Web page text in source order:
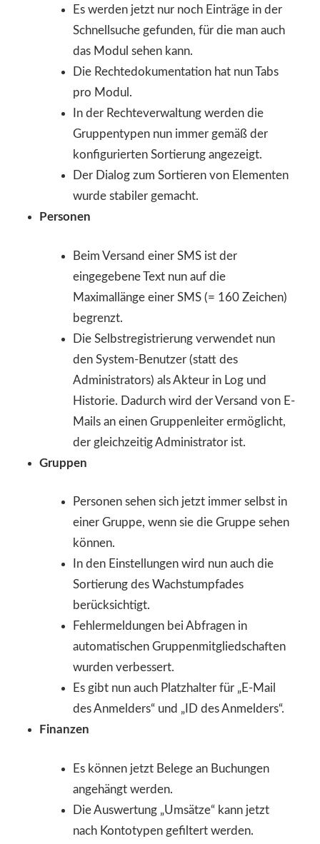
Es werden jetzt nur noch Einträge in der
Schnellsuche gefunden, für die man auch
das Modul sehen kann.
Die Rechtedokumentation hat nun Tabs
pro Modul.
In der Rechteverwaltung werden die
Gruppentypen nun immer gemäß der
konfigurierten Sortierung angezeigt.
Der Dialog zum Sortieren von Elementen
wurde stabiler gemacht.
Personen
Beim Versand einer SMS ist der
eingegebene Text nun auf die
Maximallänge einer SMS (= 160 Zeichen)
begrenzt.
Die Selbstregistrierung verwendet nun
den System-Benutzer (statt des
Administrators) als Akteur in Log und
Historie. Dadurch wird der Versand von E-
Mails an einen Gruppenleiter ermöglicht,
der gleichzeitig Administrator ist.
Gruppen
Personen sehen sich jetzt immer selbst in
einer Gruppe, wenn sie die Gruppe sehen
können.
In den Einstellungen wird nun auch die
Sortierung des Wachstumpfades
berücksichtigt.
Fehlermeldungen bei Abfragen in
automatischen Gruppenmitgliedschaften
wurden verbessert.
Es gibt nun auch Platzhalter für „E-Mail
des Anmelders“ und „ID des Anmelders“.
Finanzen
Es können jetzt Belege an Buchungen
angehängt werden.
Die Auswertung „Umsätze“ kann jetzt
nach Kontotypen gefiltert werden.